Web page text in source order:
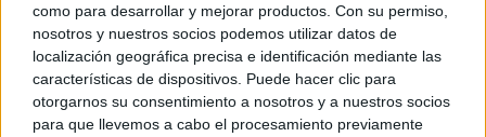
como para desarrollar y mejorar productos. Con su permiso,
nosotros y nuestros socios podemos utilizar datos de
localización geográfica precisa e identificación mediante las
características de dispositivos. Puede hacer clic para
otorgarnos su consentimiento a nosotros y a nuestros socios
para que llevemos a cabo el procesamiento previamente